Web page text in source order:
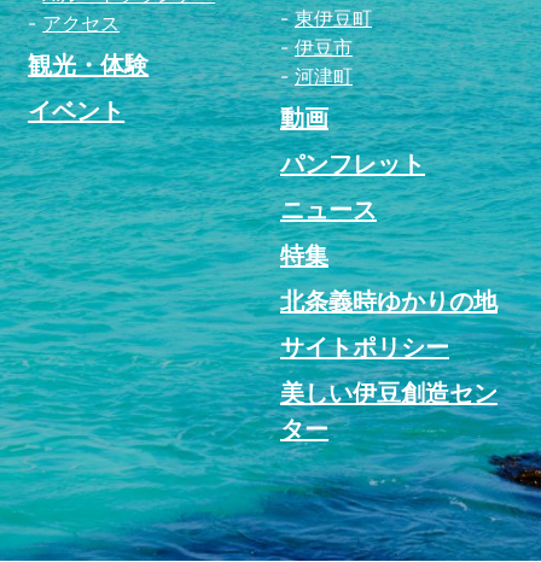
アクセス
観光・体験
イベント
東伊豆町
伊豆市
河津町
動画
パンフレット
ニュース
特集
北条義時ゆかりの地
サイトポリシー
美しい伊豆創造セン
ター